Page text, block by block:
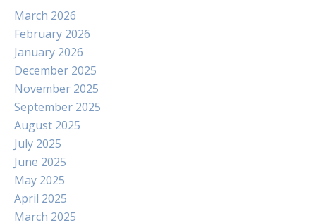
March 2026
February 2026
January 2026
December 2025
November 2025
September 2025
August 2025
July 2025
June 2025
May 2025
April 2025
March 2025